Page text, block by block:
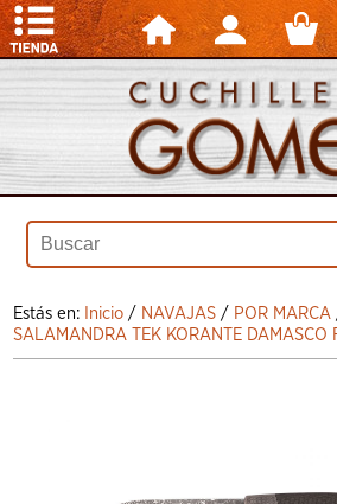
Estás en: Inicio / NAVAJAS / POR MARCA
SALAMANDRA TEK KORANTE DAMASCO